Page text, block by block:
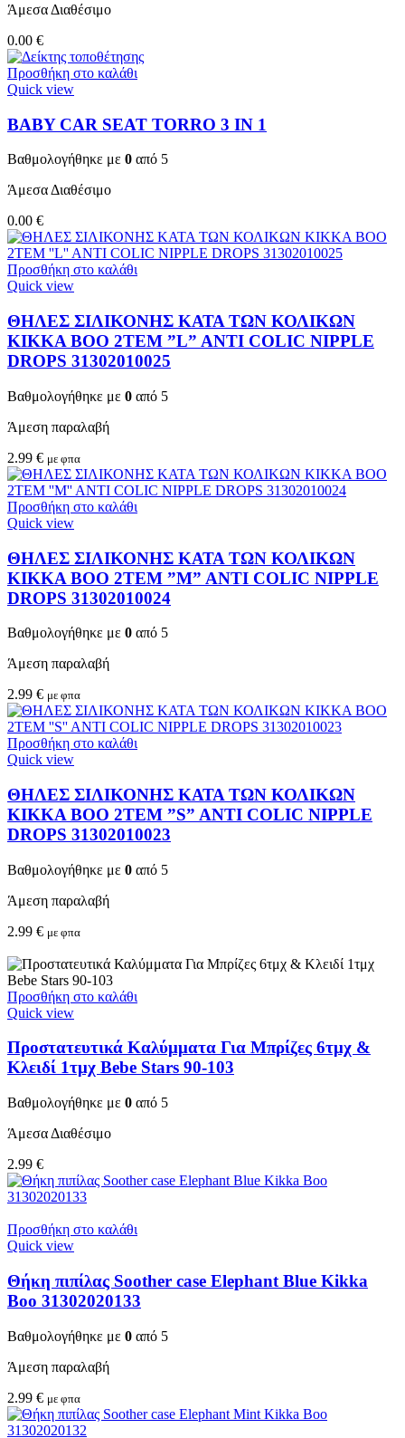
Άμεσα Διαθέσιμο
0.00 €
Προσθήκη στο καλάθι
Quick view
BABY CAR SEAT TORRO 3 ΙΝ 1
Βαθμολογήθηκε με 0 από 5
Άμεσα Διαθέσιμο
0.00 €
Προσθήκη στο καλάθι
Quick view
ΘΗΛΕΣ ΣΙΛΙΚΟΝΗΣ ΚΑΤΑ ΤΩΝ ΚΟΛΙΚΩΝ
KIKKA BOO 2TEM ”L” ANTI COLIC NIPPLE
DROPS 31302010025
Βαθμολογήθηκε με 0 από 5
Άμεση παραλαβή
2.99 € με φπα
Προσθήκη στο καλάθι
Quick view
ΘΗΛΕΣ ΣΙΛΙΚΟΝΗΣ ΚΑΤΑ ΤΩΝ ΚΟΛΙΚΩΝ
KIKKA BOO 2TEM ”M” ANTI COLIC NIPPLE
DROPS 31302010024
Βαθμολογήθηκε με 0 από 5
Άμεση παραλαβή
2.99 € με φπα
Προσθήκη στο καλάθι
Quick view
ΘΗΛΕΣ ΣΙΛΙΚΟΝΗΣ ΚΑΤΑ ΤΩΝ ΚΟΛΙΚΩΝ
KIKKA BOO 2TEM ”S” ANTI COLIC NIPPLE
DROPS 31302010023
Βαθμολογήθηκε με 0 από 5
Άμεση παραλαβή
2.99 € με φπα
Προσθήκη στο καλάθι
Quick view
Προστατευτικά Καλύμματα Για Μπρίζες 6τμχ &
Κλειδί 1τμχ Bebe Stars 90-103
Βαθμολογήθηκε με 0 από 5
Άμεσα Διαθέσιμο
2.99 €
Προσθήκη στο καλάθι
Quick view
Θήκη πιπίλας Soother case Elephant Blue Kikka
Boo 31302020133
Βαθμολογήθηκε με 0 από 5
Άμεση παραλαβή
2.99 € με φπα